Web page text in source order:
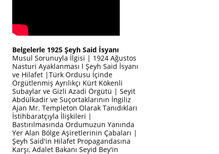
Belgelerle 1925 Şeyh Said İsyanı
Musul Sorunuyla İlgisi | 1924 Ağustos
Nasturi Ayaklanması l Şeyh Said İsyanı
ve Hilafet |Türk Ordusu İçinde
Örgütlenmiş Ayrılıkçı Kürt Kökenli
Subaylar ve Gizli Azadi Örgütü | Seyit
Abdülkadir ve Suçortaklarının İngiliz
Ajan Mr. Templeton Olarak Tanıdıkları
İstihbaratçıyla İlişkileri |
Bastırılmasında Ordumuzun Yanında
Yer Alan Bölge Aşiretlerinin Çabaları |
Şeyh Said'in Hilafet Propagandasına
Karşı, Adalet Bakanı Seyid Bey'in